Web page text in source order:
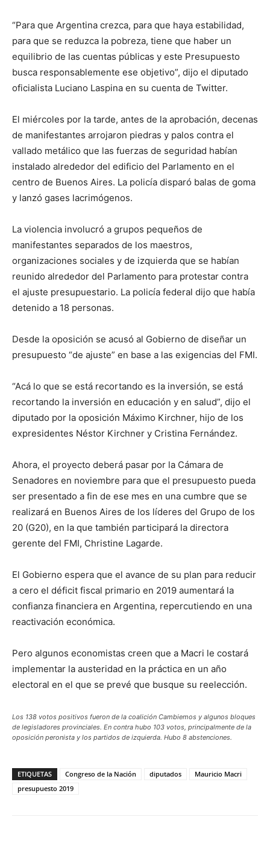
“Para que Argentina crezca, para que haya estabilidad,
para que se reduzca la pobreza, tiene que haber un
equilibrio de las cuentas públicas y este Presupuesto
busca responsablemente ese objetivo”, dijo el diputado
oficialista Luciano Laspina en su cuenta de Twitter.
El miércoles por la tarde, antes de la aprobación, decenas
de manifestantes arrojaron piedras y palos contra el
vallado metálico que las fuerzas de seguridad habían
instalado alrededor del edificio del Parlamento en el
centro de Buenos Aires. La policía disparó balas de goma
y lanzó gases lacrimógenos.
La violencia involucró a grupos pequeños de
manifestantes separados de los maestros,
organizaciones sociales y de izquierda que se habían
reunido alrededor del Parlamento para protestar contra
el ajuste presupuestario. La policía federal dijo que había
detenido a 18 personas.
Desde la oposición se acusó al Gobierno de diseñar un
presupuesto “de ajuste” en base a las exigencias del FMI.
“Acá lo que se está recortando es la inversión, se está
recortando la inversión en educación y en salud”, dijo el
diputado por la oposición Máximo Kirchner, hijo de los
expresidentes Néstor Kirchner y Cristina Fernández.
Ahora, el proyecto deberá pasar por la Cámara de
Senadores en noviembre para que el presupuesto pueda
ser presentado a fin de ese mes en una cumbre que se
realizará en Buenos Aires de los líderes del Grupo de los
20 (G20), en la que también participará la directora
gerente del FMI, Christine Lagarde.
El Gobierno espera que el avance de su plan para reducir
a cero el déficit fiscal primario en 2019 aumentará la
confianza financiera en Argentina, repercutiendo en una
reactivación económica.
Pero algunos economistas creen que a Macri le costará
implementar la austeridad en la práctica en un año
electoral en el que se prevé que busque su reelección.
Los 138 votos positivos fueron de la coalición Cambiemos y algunos bloques
de legisladores provinciales. En contra hubo 103 votos, principalmente de la
oposición peronista y los partidos de izquierda. Hubo 8 abstenciones.
ETIQUETAS Congreso de la Nación diputados
Mauricio Macri
presupuesto 2019